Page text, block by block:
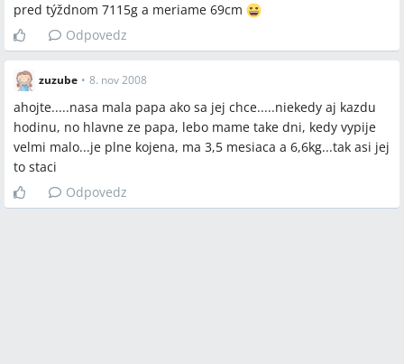
pred týždnom 7115g a meriame 69cm
Odpovedz
zuzube • 8. nov 2008
ahojte.....nasa mala papa ako sa jej chce.....niekedy aj kazdu
hodinu, no hlavne ze papa, lebo mame take dni, kedy vypije
velmi malo...je plne kojena, ma 3,5 mesiaca a 6,6kg...tak asi jej
to staci
Odpovedz